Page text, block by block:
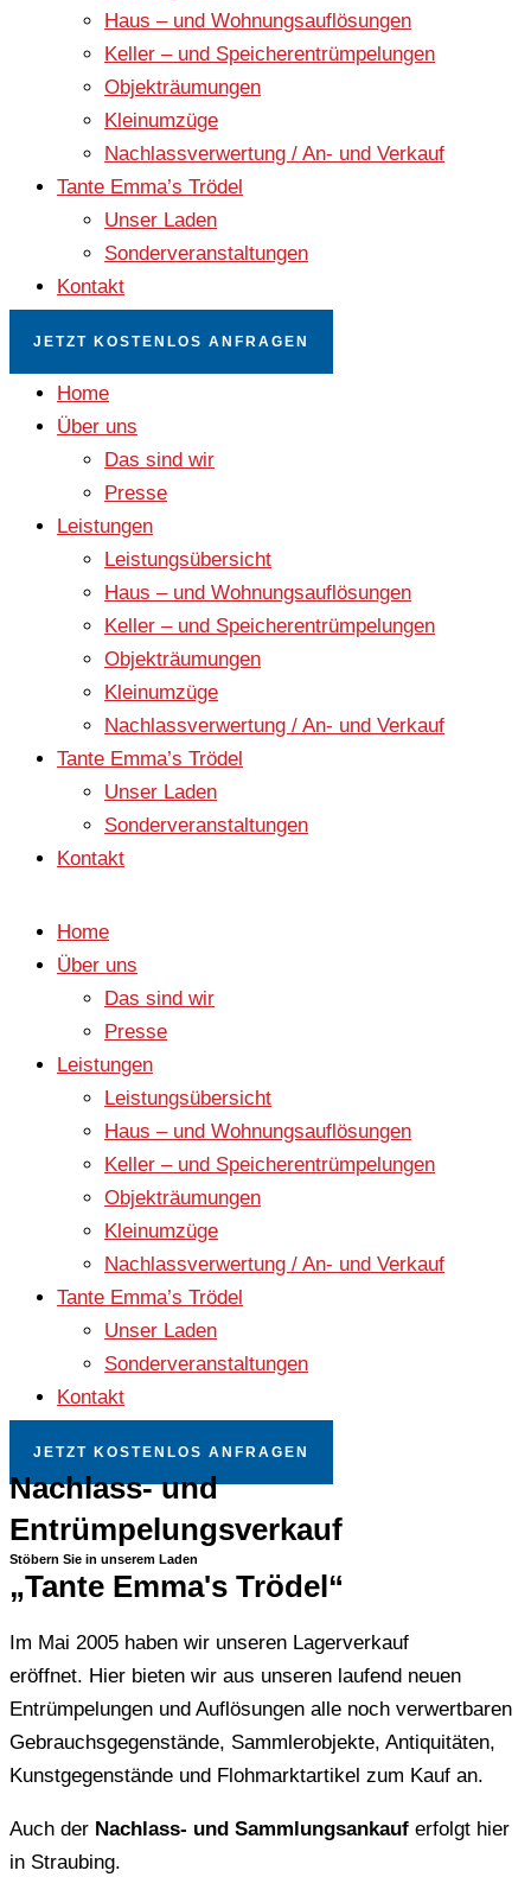
Haus – und Wohnungsauflösungen
Keller – und Speicherentrümpelungen
Objekträumungen
Kleinumzüge
Nachlassverwertung / An- und Verkauf
Tante Emma’s Trödel
Unser Laden
Sonderveranstaltungen
Kontakt
JETZT KOSTENLOS ANFRAGEN
Home
Über uns
Das sind wir
Presse
Leistungen
Leistungsübersicht
Haus – und Wohnungsauflösungen
Keller – und Speicherentrümpelungen
Objekträumungen
Kleinumzüge
Nachlassverwertung / An- und Verkauf
Tante Emma’s Trödel
Unser Laden
Sonderveranstaltungen
Kontakt
Home
Über uns
Das sind wir
Presse
Leistungen
Leistungsübersicht
Haus – und Wohnungsauflösungen
Keller – und Speicherentrümpelungen
Objekträumungen
Kleinumzüge
Nachlassverwertung / An- und Verkauf
Tante Emma’s Trödel
Unser Laden
Sonderveranstaltungen
Kontakt
JETZT KOSTENLOS ANFRAGEN
Nachlass- und
Entrümpelungsverkauf
Stöbern Sie in unserem Laden
„Tante Emma's Trödel“
Im Mai 2005 haben wir unseren Lagerverkauf
eröffnet. Hier bieten wir aus unseren laufend neuen
Entrümpelungen und Auflösungen alle noch verwertbaren
Gebrauchsgegenstände, Sammlerobjekte, Antiquitäten,
Kunstgegenstände und Flohmarktartikel zum Kauf an.
Auch der Nachlass- und Sammlungsankauf erfolgt hier
in Straubing.